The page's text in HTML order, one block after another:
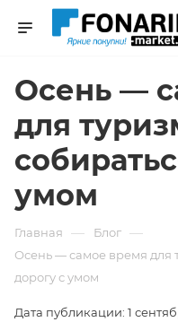
Осень —
для
умом
Главная — Блог —
Осень — самое время для
дорогу с умом
Дата публикации: 1